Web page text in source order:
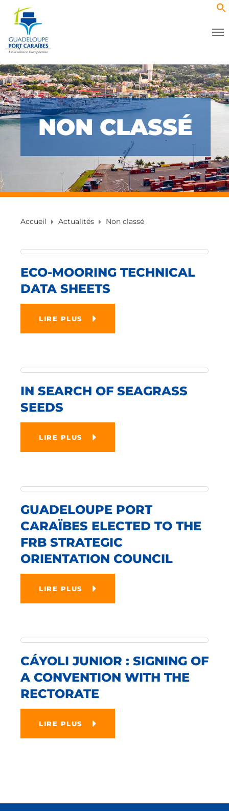
NON CLASSÉ
Accueil Actualités Non classé
ECO-MOORING TECHNICAL
DATA SHEETS
LIRE PLUS
IN SEARCH OF SEAGRASS
SEEDS
LIRE PLUS
GUADELOUPE PORT
CARAÏBES ELECTED TO THE
FRB STRATEGIC
ORIENTATION COUNCIL
LIRE PLUS
CÁYOLI JUNIOR : SIGNING OF
A CONVENTION WITH THE
RECTORATE
LIRE PLUS